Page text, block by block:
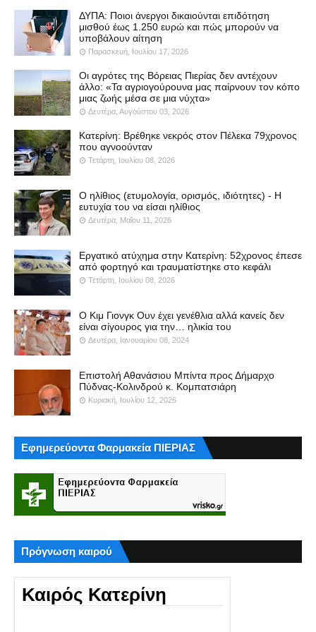
ΔΥΠΑ: Ποιοι άνεργοι δικαιούνται επιδότηση
μισθού έως 1.250 ευρώ και πώς μπορούν να
υποβάλουν αίτηση
Παρασκευή, Ιουλίου 17, 2026
Οι αγρότες της Βόρειας Πιερίας δεν αντέχουν
άλλο: «Τα αγριογούρουνα μας παίρνουν τον κόπο
μιας ζωής μέσα σε μια νύχτα»
Δευτέρα, Αυγούστου 03, 2026
Κατερίνη: Βρέθηκε νεκρός στον Πέλεκα 79χρονος
που αγνοούνταν
Τετάρτη, Ιουλίου 08, 2026
Ο ηλίθιος (ετυμολογία, ορισμός, ιδιότητες) - Η
ευτυχία του να είσαι ηλίθιος
Δευτέρα, Μαΐου 11, 2026
Εργατικό ατύχημα στην Κατερίνη: 52χρονος έπεσε
από φορτηγό και τραυματίστηκε στο κεφάλι
Τετάρτη, Ιουλίου 08, 2026
Ο Κιμ Γιονγκ Ουν έχει γενέθλια αλλά κανείς δεν
είναι σίγουρος για την… ηλικία του
Δευτέρα, Ιανουαρίου 08, 2024
Επιστολή Αθανάσιου Μπίντα προς Δήμαρχο
Πύδνας-Κολινδρού κ. Κομπατσιάρη
Κυριακή, Ιουλίου 12, 2026
Εφημερεύοντα Φαρμακεία ΠΙΕΡΙΑΣ
Πρόγνωση καιρού
Καιρός Κατερίνη